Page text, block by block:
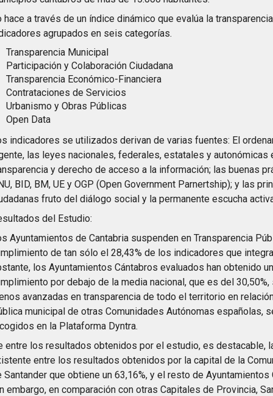
hace a través de un índice dinámico que evalúa la
agrupados en seis categorías.
Transparencia Municipal
Participación y Colaboración Ciudadana
Transparencia Económico-Financiera
Contrataciones de Servicios
Urbanismo y Obras Públicas
Open Data
indicadores se utilizados derivan de varias fuentes: El
las leyes nacionales, federales, estatales y autonómicas
y derecho de acceso a la información; las buenas
BID, BM, UE y OGP (Open Government Parnertship); y las
fruto del diálogo social y la permanente escucha
del Estudio:
Ayuntamientos de Cantabria suspenden en Transparencia
de tan sólo el 28,43% de los indicadores que
los Ayuntamientos Cántabros evaluados han obtenido
por debajo de la media nacional, que es del
avanzadas en transparencia de todo el territorio en
municipal de otras Comunidades Autónomas españolas,
en la Plataforma Dyntra.
entre los resultados obtenidos por el estudio, es destacable,
entre los resultados obtenidos por la capital de la
Santander que obtiene un 63,16%, y el resto de Ayuntamientos
embargo, en comparación con otras Capitales de Provincia,